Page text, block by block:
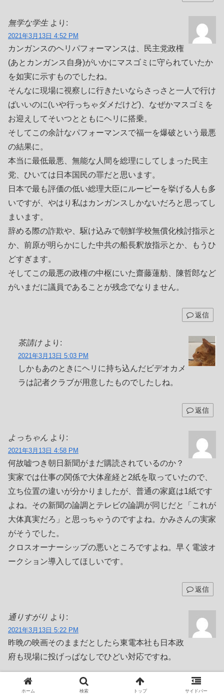
無学な学生 より:
2021年3月13日 4:52 PM
カンガンスのヘリパフォーマンスは、民主党政権
(あとカンガンス自身)がいかにマスゴミに守られていたか
を如実に示すものでしたね。
そんなに現場に視察しに行きたいならさっさと一人で行け
ばいいのに(いや行っちゃダメだけど)、なぜかマスゴミを
お迎えしてそいつとともにヘリに搭乗。
そしてこの余計なパフォーマンスで福一を爆破という最悪
の結果に。
本当に最低最悪、無能な人間を総理にしてしまった民主
党、ひいては日本国民の罪だと思います。
日本で最も評価の低い総理大臣にルーピーを挙げる人も多
いですが、やはり私はカンガンスしかないだろと思ってし
まいます。
辞める際の詐欺や、駆け込みで朝鮮学校無償化検討指示と
か、前原が明らかにした中共の船長釈放指示とか、もうひ
どすぎます。
そしてこの最悪の政権の中枢にいた齋藤蓮舫、陳哲郎など
がいまだに議員であることが残念でなりません。
返信
茶請け より:
2021年3月13日 5:03 PM
しかもあのときにヘリに持ち込んだビデオカメ
ラは記者クラブが用意したものでしたしね。
返信
よっちゃん より:
2021年3月13日 4:58 PM
何故嘘つき朝日新聞がまだ購読されているのか？
実家では仕事の関係で大体産経と2紙を取っていたので、
立ち位置の違いが分かりましたが、普通の家庭は1紙です
よね。その新聞の論調とテレビの論調が同じだと「これが
大体真実だろ」と思っちゃうのですよね。かみさんの実家
がそうでした。
クロスオーナーシップの悪いところですよね。早く電波オ
ークション導入してほしいです。
返信
通りすがり より:
2021年3月13日 5:22 PM
昨晩の映画そのままだとしたら東電本社も日本政
府も現場に投げっぱなしでひどい対応ですね。
当時から言われてた事ですが民主党(立民)が妨害して防波
ホーム 検索 トップ サイドバー